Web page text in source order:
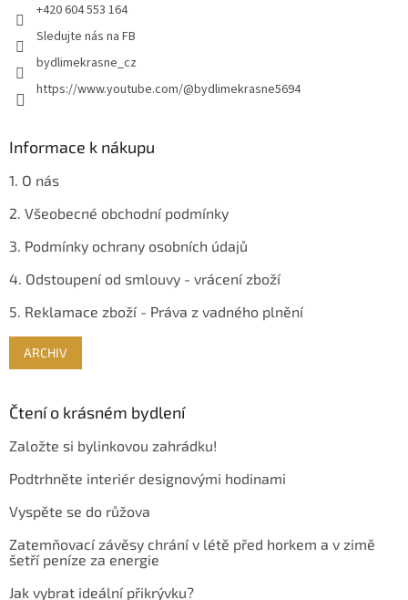
+420 604 553 164
Sledujte nás na FB
bydlimekrasne_cz
https://www.youtube.com/@bydlimekrasne5694
Informace k nákupu
1. O nás
2. Všeobecné obchodní podmínky
3. Podmínky ochrany osobních údajů
4. Odstoupení od smlouvy - vrácení zboží
5. Reklamace zboží - Práva z vadného plnění
ARCHIV
Čtení o krásném bydlení
Založte si bylinkovou zahrádku!
Podtrhněte interiér designovými hodinami
Vyspěte se do růžova
Zatemňovací závěsy chrání v létě před horkem a v zimě
šetří peníze za energie
Jak vybrat ideální přikrývku?